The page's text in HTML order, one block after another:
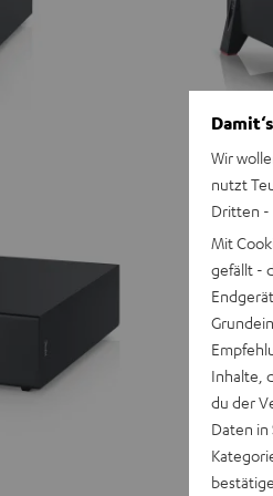
Wir
nutzt
Dritten -
Mit
gefällt -
Inhalte,
du der
Daten in